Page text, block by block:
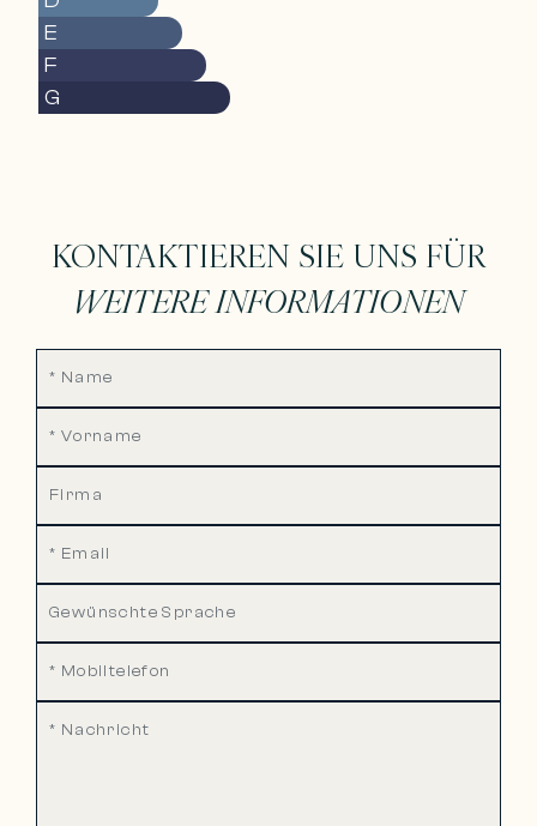
E
F
G
KONTAKTIEREN SIE UNS FÜR
WEITERE INFORMATIONEN